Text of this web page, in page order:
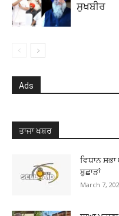
ਸੁਖਬੀਰ
Ads
ਤਾਜਾ ਖਬਰ
ਵਿਧਾਨ
ਬੁਛਾੜਾਂ
March 7,